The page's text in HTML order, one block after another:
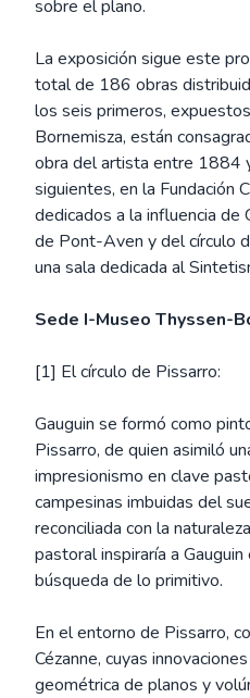
sobre el plano.
La exposición sigue este
total de 186 obras
los seis primeros,
Bornemisza, están
obra del artista entre 1884
siguientes, en la Fundación
dedicados a la influencia de
de Pont-Aven y del círculo
una sala dedicada al
Sede I-Museo Thyssen-
[1] El círculo de Pissarro:
Gauguin se formó como
Pissarro, de quien asimiló
impresionismo en clave
campesinas imbuidas del
reconciliada con la
pastoral inspiraría a
búsqueda de lo primitivo.
En el entorno de Pissarro,
Cézanne, cuyas
geométrica de planos y